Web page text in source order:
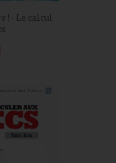
! - Le calcul